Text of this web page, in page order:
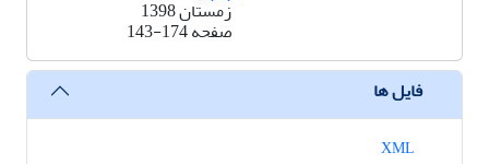
زمستان 1398
صفحه143-174
فایل ها